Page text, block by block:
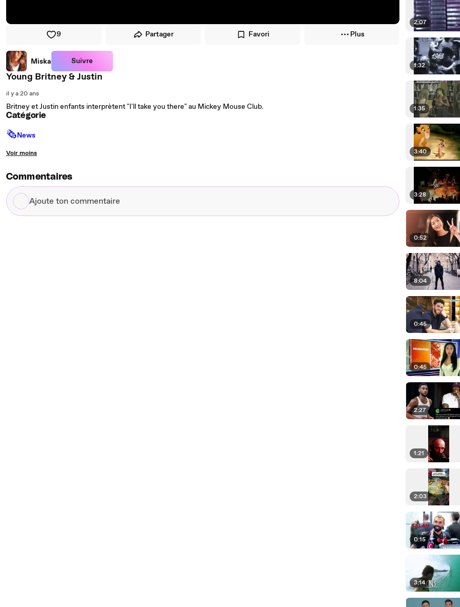
9 Partager Favori Plus
Miska Suivre
Young Britney & Justin
il y a 20 ans
Britney et Justin enfants interprètent "I'll take you there" au Mickey Mouse Club.
Catégorie
🗞News
Voir moins
Commentaires
Ajoute
ton
2:07
1:32
1:35
3:40
3:28
0:52
8:04
0:45
0:45
2:27
1:21
2:03
0:15
3:14